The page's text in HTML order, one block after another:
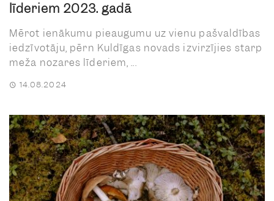
līderiem 2023. gadā
Mērot ienākumu pieaugumu uz vienu pašvaldības
iedzīvotāju, pērn Kuldīgas novads izvirzījies starp
meža nozares līderiem, ...
14.08.2024